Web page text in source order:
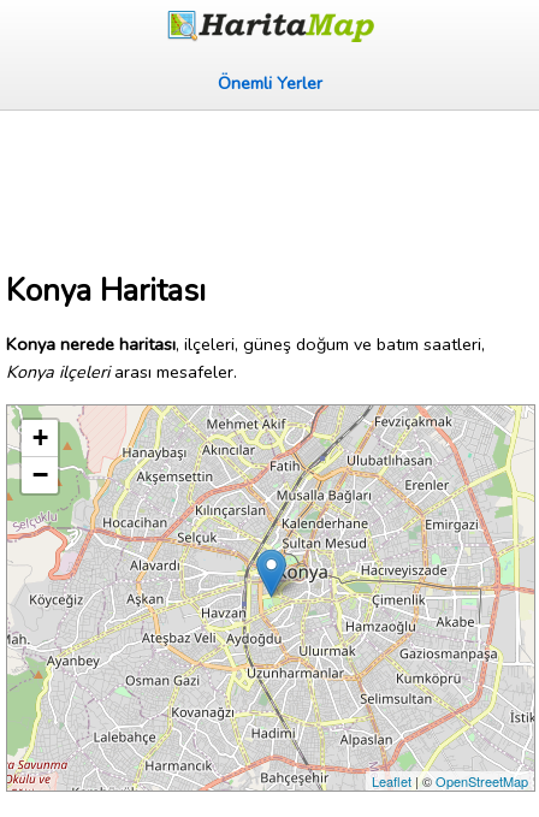
Önemli Yerler
Konya Haritası
Konya nerede haritası, ilçeleri, güneş doğum ve batım saatleri,
Konya ilçeleriarası mesafeler.
+
−
Leaflet| ©OpenStreetMap